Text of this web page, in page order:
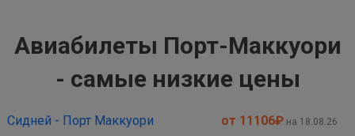
Авиабилеты Порт-Маккуори
- самые низкие цены
Сидней - Порт Маккуори от 11106₽ на 18.08.26